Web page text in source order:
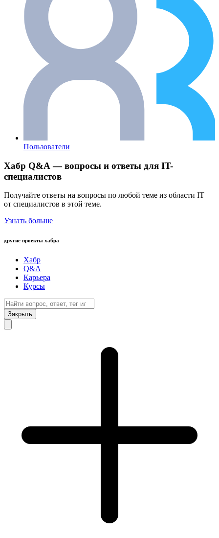
Пользователи
Хабр Q&A — вопросы и ответы для IT-
специалистов
Получайте ответы на вопросы по любой теме из области IT
от специалистов в этой теме.
Узнать больше
другие проекты хабра
Хабр
Q&A
Карьера
Курсы
Закрыть